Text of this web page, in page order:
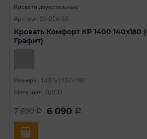
Кровати двухспальные
Артикул: 26-056-10
Кровать Комфорт КР 1400 140х180
Графит)
Размеры: 1437х1937х780
Материал: ЛДСП
7 890a 6 090 a